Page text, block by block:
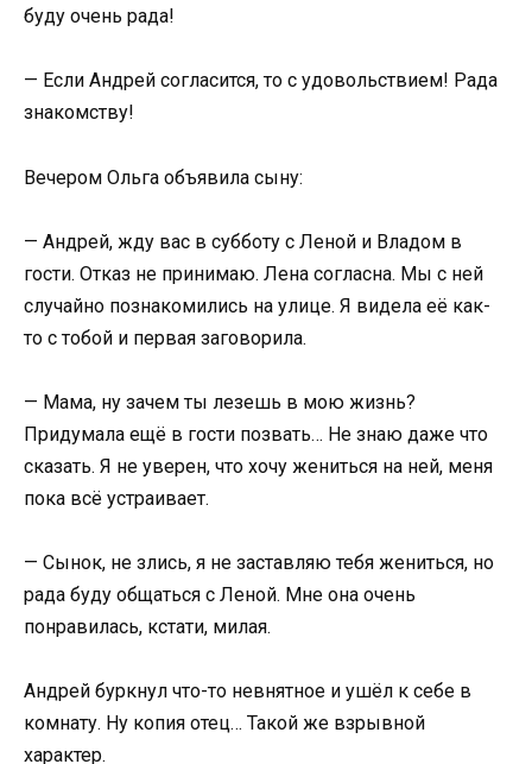
буду очень рада!
— Если Андрей согласится, то с удовольствием! Рада
знакомству!
Вечером Ольга объявила сыну:
— Андрей, жду вас в субботу с Леной и Владом в
гости. Отказ не принимаю. Лена согласна. Мы с ней
случайно познакомились на улице. Я видела её как-
то с тобой и первая заговорила.
— Мама, ну зачем ты лезешь в мою жизнь?
Придумала ещё в гости позвать… Не знаю даже что
сказать. Я не уверен, что хочу жениться на ней, меня
пока всё устраивает.
— Сынок, не злись, я не заставляю тебя жениться, но
рада буду общаться с Леной. Мне она очень
понравилась, кстати, милая.
Андрей буркнул что-то невнятное и ушёл к себе в
комнату. Ну копия отец… Такой же взрывной
характер.